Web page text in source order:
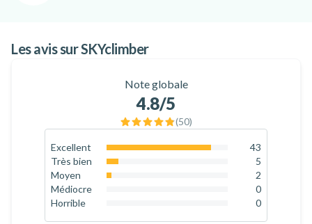
pouvez compter sur SKYclimber pour transformer chaque
Les avis sur SKYclimber
Note globale
4.8/5
(50)
Excellent
86
43
Très bien
10
5
Moyen
2
Médiocre
0
Horrible
0